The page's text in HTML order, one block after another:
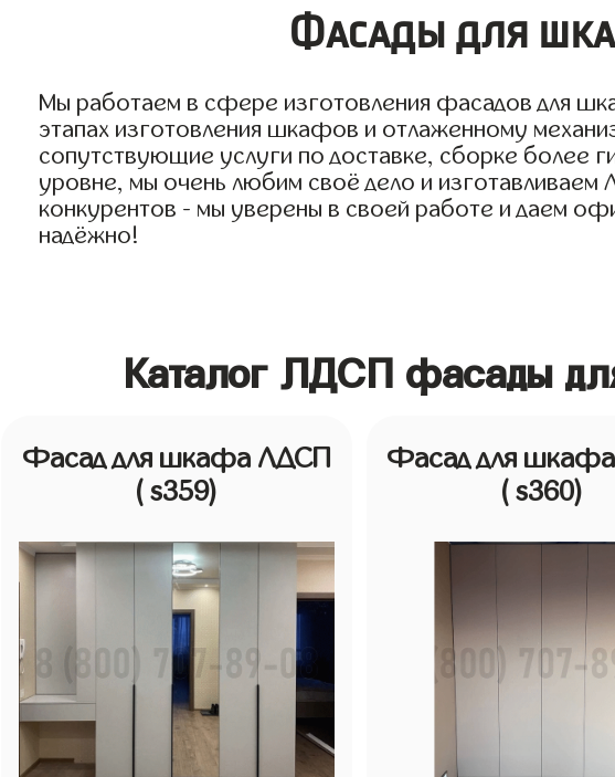
Фасады для
Мы работаем в сфере изготовления фасадов для
этапах изготовления шкафов и отлаженному
сопутствующие услуги по доставке, сборке более
уровне, мы очень любим своё дело и
конкурентов - мы уверены в своей работе и даем
надёжно!
Каталог ЛДСП фасады
Фасад для шкафа ЛДСП
( s359)
Фасад для
( s360)